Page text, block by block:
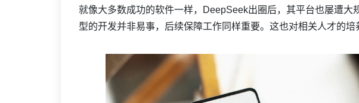
就像大多数成功的软件一样，
DeepSeek出圈后，其平台也屡遭大
型的开发并非易事，后续保障工作同样重要。这也对相关人才的培